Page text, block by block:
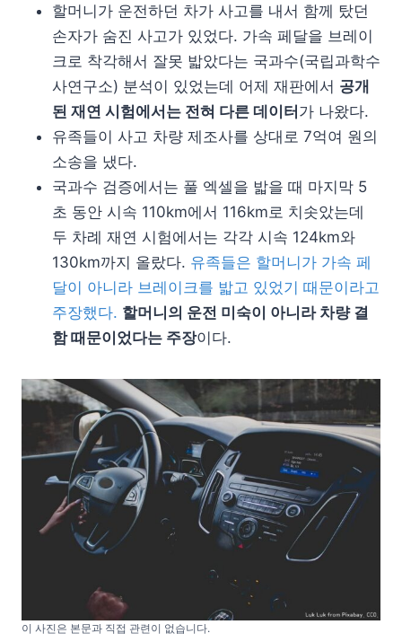
할머니가 운전하던 차가 사고를 내서 함께 탔던
손자가 숨진 사고가 있었다. 가속 페달을 브레이
크로 착각해서 잘못 밟았다는 국과수(국립과학수
사연구소) 분석이 있었는데 어제 재판에서 공개
된 재연 시험에서는 전혀 다른 데이터가 나왔다.
유족들이 사고 차량 제조사를 상대로 7억여 원의
소송을 냈다.
국과수 검증에서는 풀 엑셀을 밟을 때 마지막 5
초 동안 시속 110km에서 116km로 치솟았는데
두 차례 재연 시험에서는 각각 시속 124km와
130km까지 올랐다. 유족들은 할머니가 가속 페
달이 아니라 브레이크를 밟고 있었기 때문이라고
주장했다. 할머니의 운전 미숙이 아니라 차량 결
함 때문이었다는 주장이다.
이 사진은 본문과 직접 관련이 없습니다.